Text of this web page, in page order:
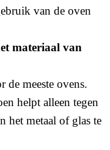
van de oven
materiaal van
de meeste ovens.
helpt alleen tegen
het metaal of glas te